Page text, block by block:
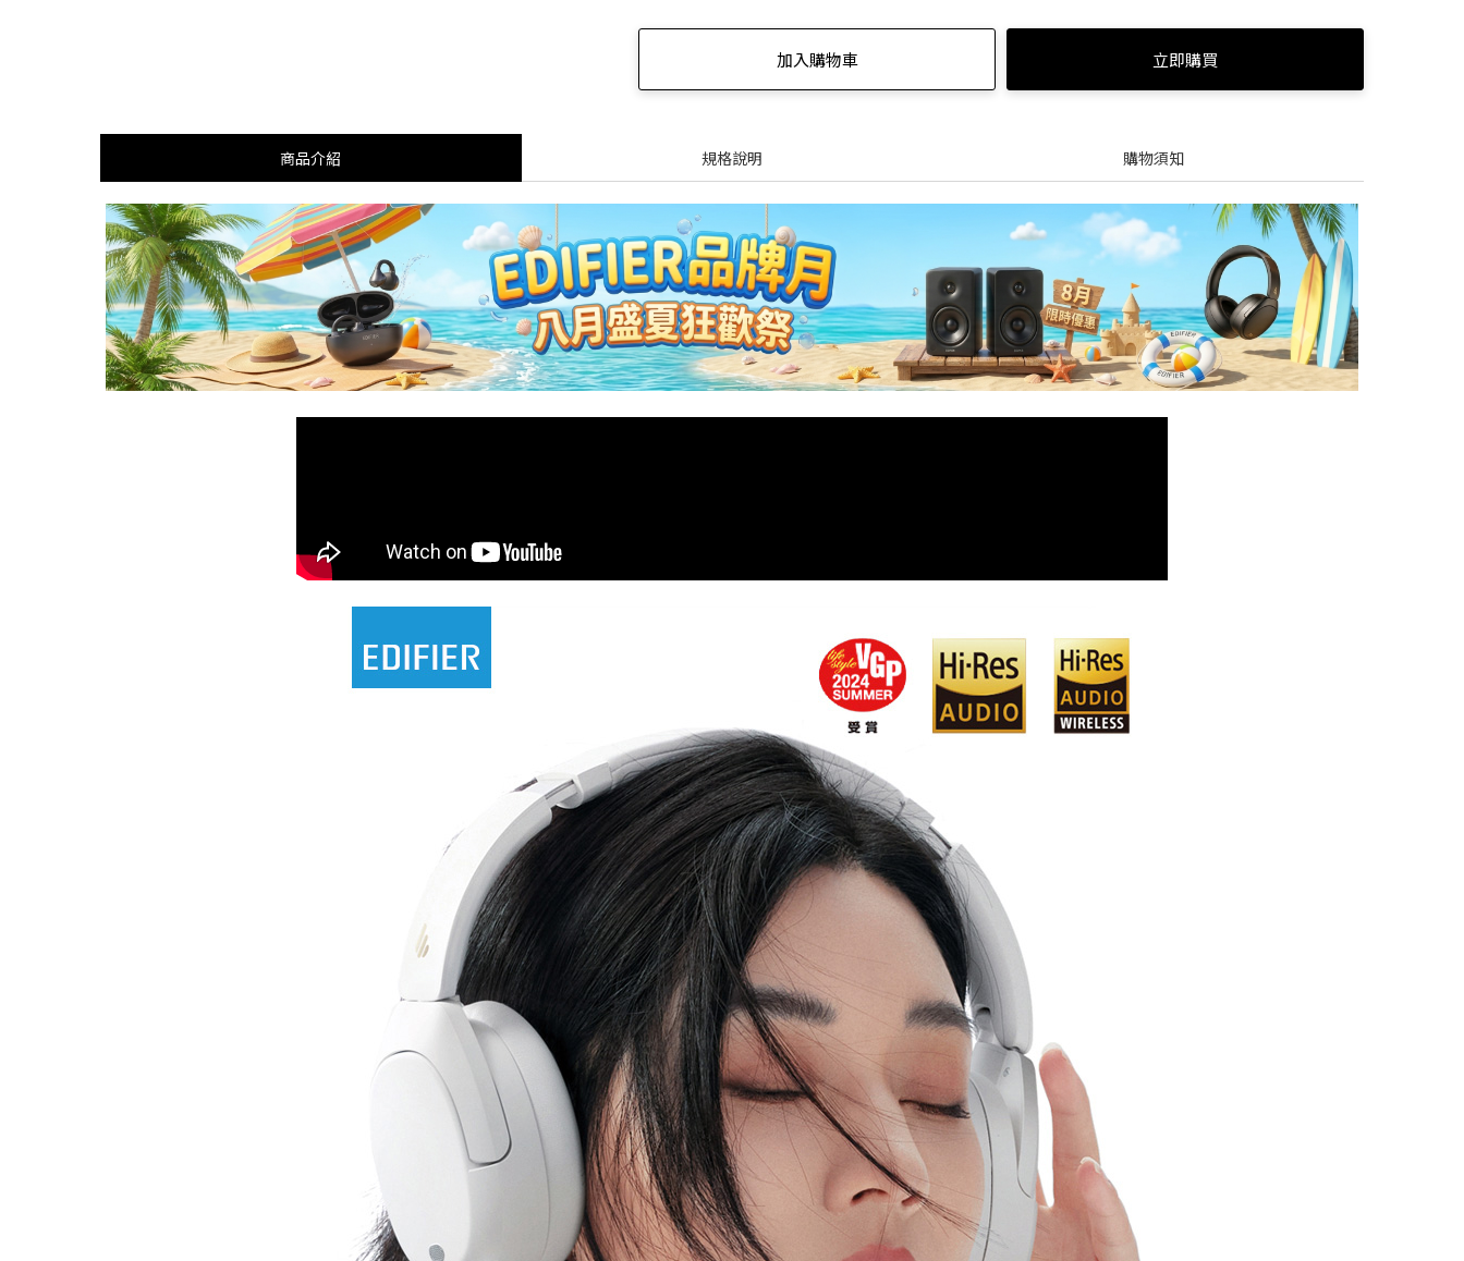
將感動的想法化成獨特的產品 搭載卓越的科技，帶您體驗不凡的聲音之旅
加入購物車 立即購買
商品介紹 規格說明 購物須知